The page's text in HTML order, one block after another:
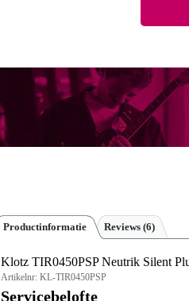
Productinformatie Reviews (6)
Klotz TIR0450PSP Neutrik Silent
Artikelnr: KL-TIR0450PSP
Servicebelofte